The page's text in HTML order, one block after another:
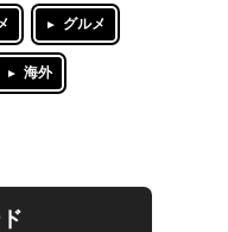
グルメ
海外